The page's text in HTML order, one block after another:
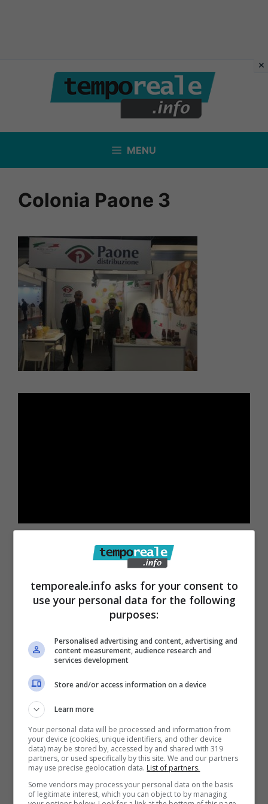
contenuto
MENU
Colonia Paone 3
Articoli recentiCome Fermare i Download
Automatici di Modelli AI da
4GB su Chrome: Guida
Passo-Passo
Disney+: Tra Piani Gratuiti
temporeale.info asks for your consent to
use your personal data for the following
purposes:
Personalised advertising and content, advertising and
content measurement, audience research and
services development
Store and/or access information on a device
Learn more
Your personal data will be processed and information from
your device (cookies, unique identifiers, and other device
data) may be stored by, accessed by and shared with 319
partners, or used specifically by this site. We and our partners
may use precise geolocation data. List of partners.
Some vendors may process your personal data on the basis
of legitimate interest, which you can object to by managing